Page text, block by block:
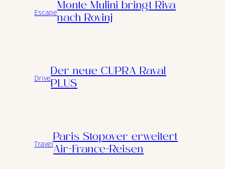
Escape
Monte Mulini bringt Riva
nach Rovinj
Drive
Der neue CUPRA Raval
PLUS
Travel
Paris Stopover erweitert
Air-France-Reisen